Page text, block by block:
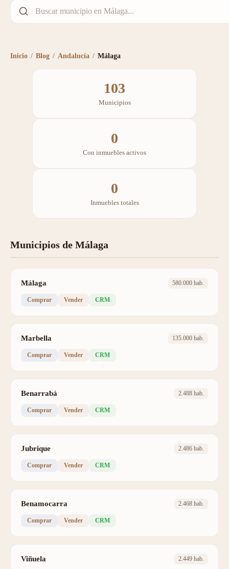
Inicio / Blog / Andalucía / Málaga
103
Municipios
0
Con inmuebles activos
0
Inmuebles totales
Municipios de Málaga
Málaga 580.000 hab.
Comprar Vender CRM
Marbella 135.000 hab.
Comprar Vender CRM
Benarrabá 2.488 hab.
Comprar Vender CRM
Jubrique 2.486 hab.
Comprar Vender CRM
Benamocarra 2.468 hab.
Comprar Vender CRM
Viñuela 2.449 hab.